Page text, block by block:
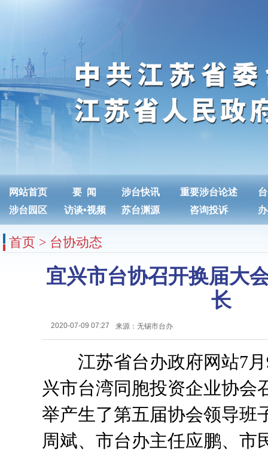
网站首页 要 闻 涉台快讯 重要涉台论述
涉台园区
访谈•视频 苏台渊源 咨询投诉
首页 > 台协动态
宜兴市台协召开换届大
长
2020-07-09 07:27 来源：无锡市台办
江苏省台办政府网站7
兴市台湾同胞投资企业协会
举产生了第五届协会领导班
周斌、市台办主任应鹏、市